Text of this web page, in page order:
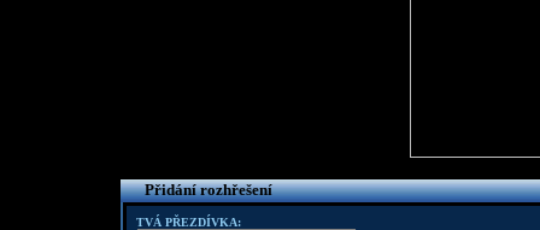
Přidání rozhřešení
TVÁ PŘEZDÍVKA: